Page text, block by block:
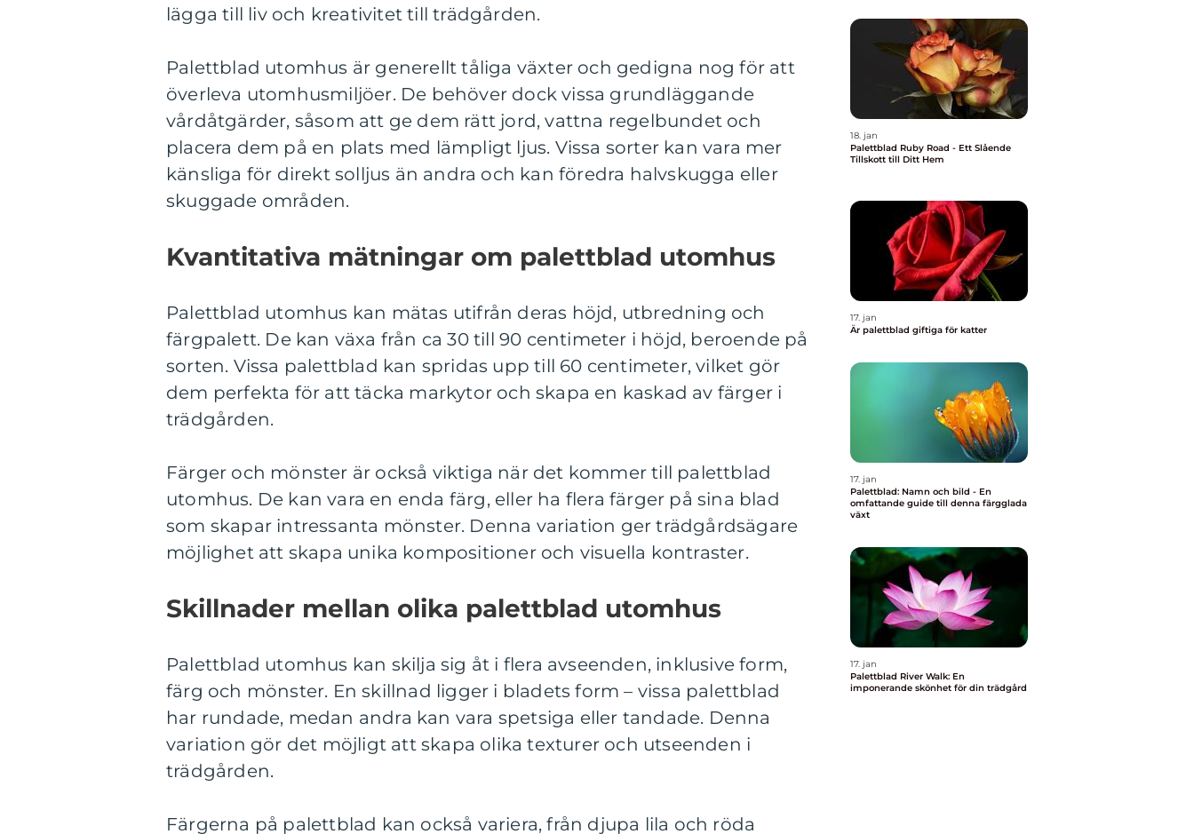
lägga till liv och kreativitet till trädgården.
Palettblad utomhus är generellt tåliga växter och gedigna nog för att
överleva utomhusmiljöer. De behöver dock vissa grundläggande
vårdåtgärder, såsom att ge dem rätt jord, vattna regelbundet och
placera dem på en plats med lämpligt ljus. Vissa sorter kan vara mer
känsliga för direkt solljus än andra och kan föredra halvskugga eller
skuggade områden.
Kvantitativa mätningar om palettblad utomhus
Palettblad utomhus kan mätas utifrån deras höjd, utbredning och
färgpalett. De kan växa från ca 30 till 90 centimeter i höjd, beroende på
sorten. Vissa palettblad kan spridas upp till 60 centimeter, vilket gör
dem perfekta för att täcka markytor och skapa en kaskad av färger i
trädgården.
Färger och mönster är också viktiga när det kommer till palettblad
utomhus. De kan vara en enda färg, eller ha flera färger på sina blad
som skapar intressanta mönster. Denna variation ger trädgårdsägare
möjlighet att skapa unika kompositioner och visuella kontraster.
Skillnader mellan olika palettblad utomhus
Palettblad utomhus kan skilja sig åt i flera avseenden, inklusive form,
färg och mönster. En skillnad ligger i bladets form – vissa palettblad
har rundade, medan andra kan vara spetsiga eller tandade. Denna
variation gör det möjligt att skapa olika texturer och utseenden i
trädgården.
Färgerna på palettblad kan också variera, från djupa lila och röda
18. jan
Palettblad Ruby Road - Ett Slående
Tillskott till Ditt Hem
17. jan
Är palettblad giftiga för katter
17. jan
Palettblad: Namn och bild - En
omfattande guide till denna färgglada
växt
17. jan
Palettblad River Walk: En
imponerande skönhet för din trädgård